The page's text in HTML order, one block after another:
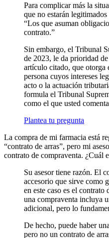
Para complicar más la
que no estarán
“Los que asuman
contrato.”
Sin embargo, el Tribunal
de 2023, le da prioridad
artículo citado, que otorga
persona cuyos intereses
acto o la actuación
formula el Tribunal
como el que usted
Plantea tu pregunta
La compra de mi farmacia está
“contrato de arras”, pero mi
contrato de compraventa. ¿Cuál
Su asesor tiene razón. El
accesorio que sirve como
en este caso es el
una compraventa incluya
adicional, pero lo
De hecho, puede haber
pero no un contrato de